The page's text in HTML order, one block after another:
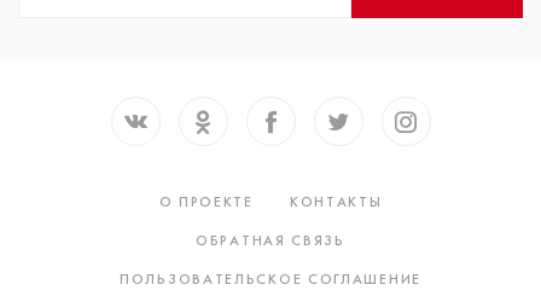
О ПРОЕКТЕ
КОНТАКТЫ
ОБРАТНАЯ СВЯЗЬ
ПОЛЬЗОВАТЕЛЬСКОЕ СОГЛАШЕНИЕ